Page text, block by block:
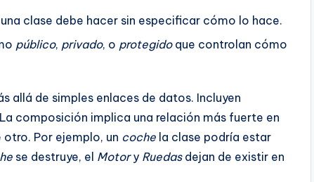
clase debe hacer sin especificar cómo lo hace.
público, privado, o protegidoque controlan cómo
allá de simples enlaces de datos. Incluyen
composición implica una relación más fuerte en
Por ejemplo, un coche la clase podría estar
se destruye, el Motory Ruedasdejan de existir en